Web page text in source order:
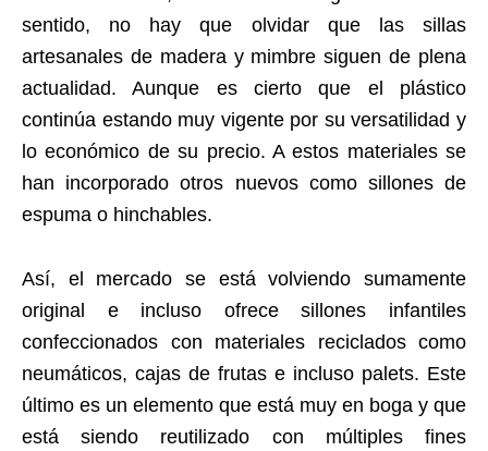
sentido, no hay que olvidar que las sillas
artesanales de madera y mimbre siguen de plena
actualidad. Aunque es cierto que el plástico
continúa estando muy vigente por su versatilidad y
lo económico de su precio. A estos materiales se
han incorporado otros nuevos como sillones de
espuma o hinchables.
Así, el mercado se está volviendo sumamente
original e incluso ofrece sillones infantiles
confeccionados con materiales reciclados como
neumáticos, cajas de frutas e incluso palets. Este
último es un elemento que está muy en boga y que
está siendo reutilizado con múltiples fines